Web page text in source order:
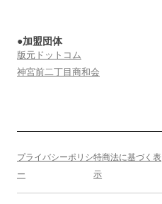
ゲ
ー
ン
●加盟団体
版元ドットコム
神宮前二丁目商和会
プライバシーポリシ
ー
特商法に基づく表
示